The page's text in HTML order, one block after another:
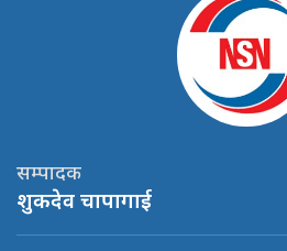
सम्पादक
शुकदेव चापागाई